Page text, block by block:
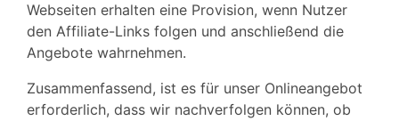
Webseiten erhalten eine Provision, wenn Nutzer
den Affiliate-Links folgen und anschließend die
Angebote wahrnehmen.
Zusammenfassend, ist es für unser Onlineangebot
erforderlich, dass wir nachverfolgen können, ob